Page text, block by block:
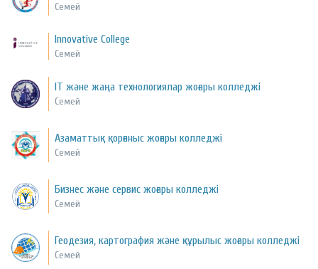
Семей
Innovative College
Семей
IT және жаңа технологиялар жоғары колледжі
Семей
Азаматтық қорғаныс жоғары колледжі
Семей
Бизнес және сервис жоғары колледжі
Семей
Геодезия, картография және құрылыс жоғары колледжі
Семей